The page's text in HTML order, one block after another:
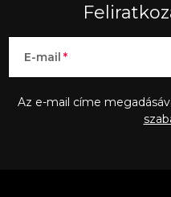
E-mail
Az e-mail címe